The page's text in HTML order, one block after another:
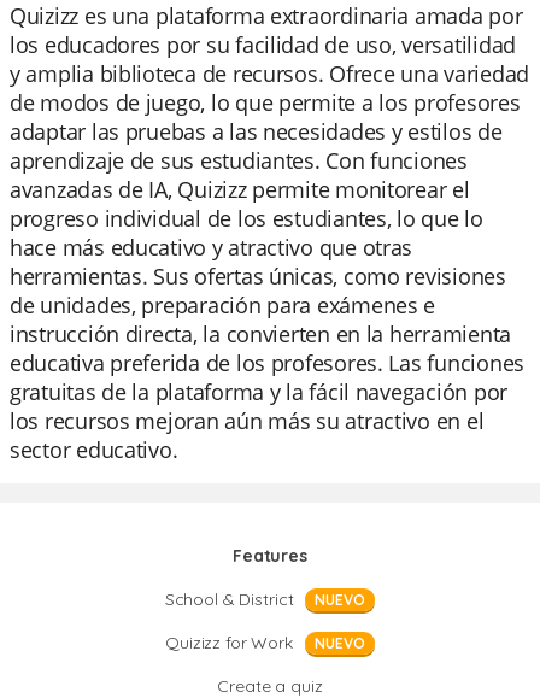
Quizizz es una plataforma extraordinaria amada por
los educadores por su facilidad de uso, versatilidad
y amplia biblioteca de recursos. Ofrece una variedad
de modos de juego, lo que permite a los profesores
adaptar las pruebas a las necesidades y estilos de
aprendizaje de sus estudiantes. Con funciones
avanzadas de IA, Quizizz permite monitorear el
progreso individual de los estudiantes, lo que lo
hace más educativo y atractivo que otras
herramientas. Sus ofertas únicas, como revisiones
de unidades, preparación para exámenes e
instrucción directa, la convierten en la herramienta
educativa preferida de los profesores. Las funciones
gratuitas de la plataforma y la fácil navegación por
los recursos mejoran aún más su atractivo en el
sector educativo.
Features
School & District
NUEVO
Quizizz for Work NUEVO
Create a quiz